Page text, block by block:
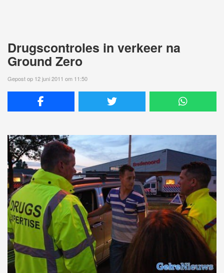
Drugscontroles in verkeer na
Ground Zero
Gepost op 12 juni 2011 om 11:50